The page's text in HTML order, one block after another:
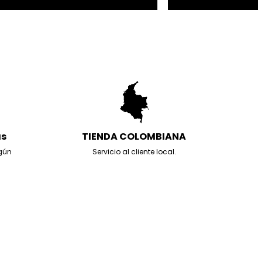
TIENDA COLOMBIANA
Servicio al cliente local.